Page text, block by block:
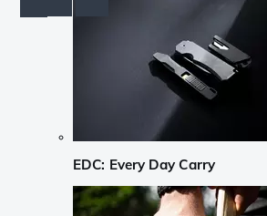
EDC: Every Day Carry